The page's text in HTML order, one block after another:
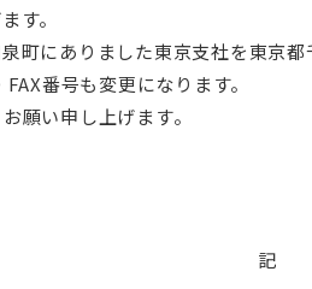
ューション
ドキュメント
ングソリューション
設計からコンフォ
産業用ネッ
す。
町にありました東京支社を東京
番号も変更になります。
願い申し上げます。
記